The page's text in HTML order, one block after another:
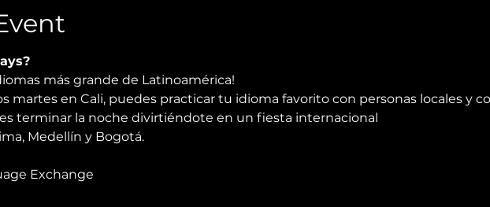
más grande de Latinoamérica!
martes en Cali, puedes practicar tu idioma favorito con personas locales y
terminar la noche divirtiéndote en un fiesta internacional
Medellín y Bogotá.
Exchange